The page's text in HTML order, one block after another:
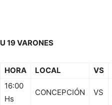
U 19 VARONES
HORA LOCAL VS
16:00
Hs
CONCEPCIÓN VS